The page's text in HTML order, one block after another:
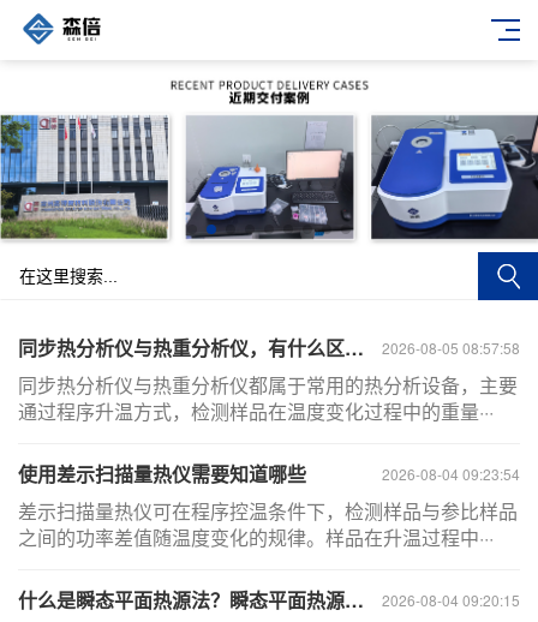
2026-08-05 08:57:58
同步热分析仪与热重分析仪，有什么区别？
同步热分析仪与热重分析仪都属于常用的热分析设备，主要
通过程序升温方式，检测样品在温度变化过程中的重量···
2026-08-04 09:23:54
使用差示扫描量热仪需要知道哪些
差示扫描量热仪可在程序控温条件下，检测样品与参比样品
之间的功率差值随温度变化的规律。样品在升温过程中···
2026-08-04 09:20:15
什么是瞬态平面热源法？瞬态平面热源法导热仪有哪些优势